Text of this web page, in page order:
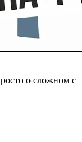
о сложном с